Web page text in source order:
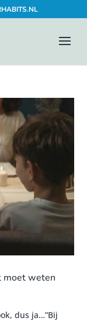
moet weten
dus ja…”Bij